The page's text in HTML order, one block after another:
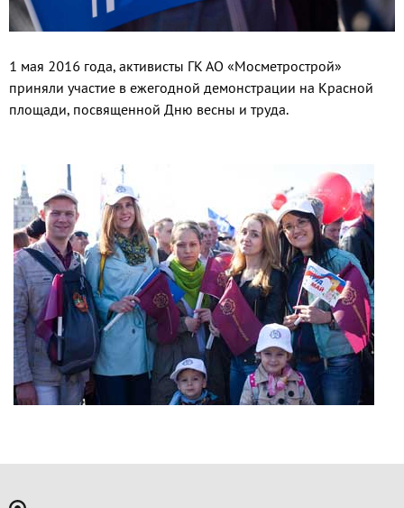
1 мая 2016 года, активисты ГК АО «Мосметрострой»
приняли участие в ежегодной демонстрации на Красной
площади, посвященной Дню весны и труда.